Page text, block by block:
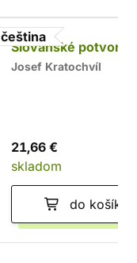
čeština
Slovanské potvory
Josef Kratochvíl
21,66 €
skladom
do košíka